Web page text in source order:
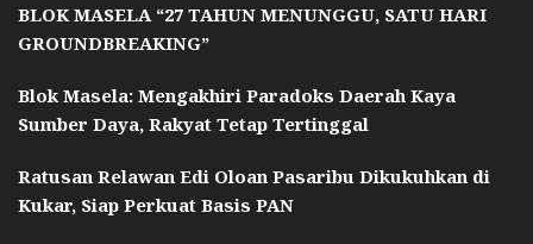
BLOK MASELA “27 TAHUN MENUNGGU, SATU HARI
GROUNDBREAKING”
Blok Masela: Mengakhiri Paradoks Daerah Kaya
Sumber Daya, Rakyat Tetap Tertinggal
Ratusan Relawan Edi Oloan Pasaribu Dikukuhkan di
Kukar, Siap Perkuat Basis PAN